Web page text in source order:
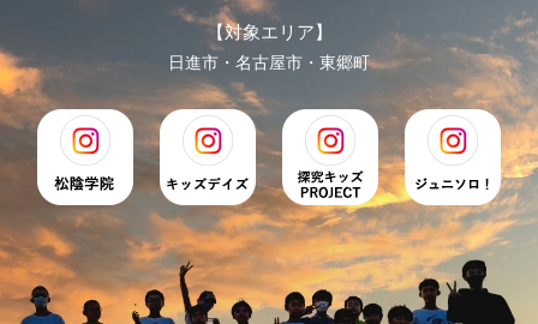
【対象エリア】
日進市・名古屋市・東郷町